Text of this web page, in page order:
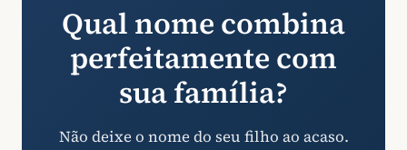
Qual nome combina
perfeitamente com
sua família?
Não deixe o nome do seu filho ao acaso.